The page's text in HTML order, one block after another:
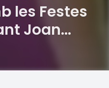
les Festes
Joan